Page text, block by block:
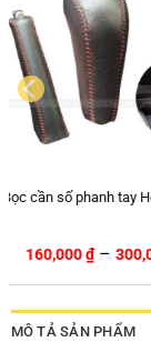
Bộ gối tựa đầu lưng
MÔ TẢ SẢN PHẨM